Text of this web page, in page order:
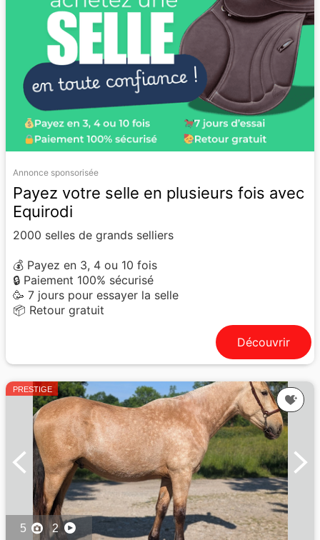
Annonce sponsorisée
Payez votre selle en plusieurs fois avec
Equirodi
2000 selles de grands selliers
💰 Payez en 3, 4 ou 10 fois
🔒 Paiement 100% sécurisé
🥳 7 jours pour essayer la selle
📦 Retour gratuit
Découvrir
PRESTIGE
5 2